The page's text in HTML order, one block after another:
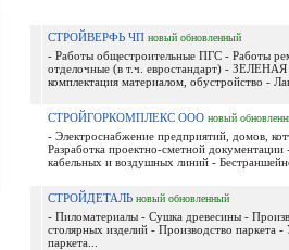
СТРОЙВЕРФЬ ЧП новый обновленный
- Работы общестроительные ПГС - Работы
отделочные (в т.ч. евростандарт) -
комплектация материалом, обустройство -
СТРОЙГОРКОМПЛЕКС ООО новый
- Электроснабжение предприятий, домов,
Разработка проектно-сметной документации
кабельных и воздушных линий -
СТРОЙДЕТАЛЬ новый обновленный
- Пиломатериалы - Сушка древесины -
столярных изделий - Производство паркета -
паркета...